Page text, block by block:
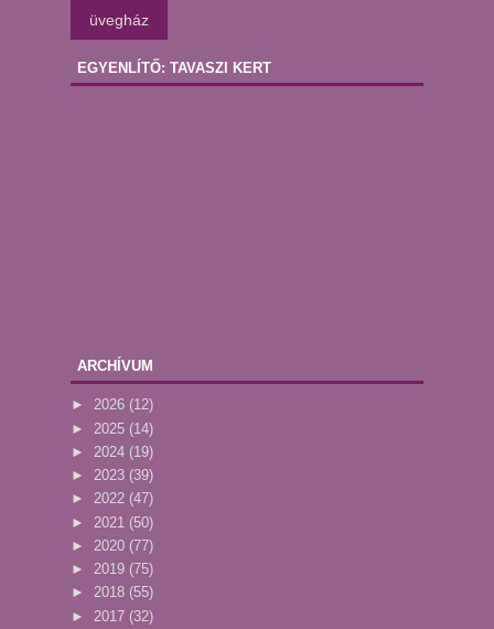
üvegház
EGYENLÍTŐ: TAVASZI KERT
ARCHÍVUM
► 2026 (12)
► 2025 (14)
► 2024 (19)
► 2023 (39)
► 2022 (47)
► 2021 (50)
► 2020 (77)
► 2019 (75)
► 2018 (55)
► 2017 (32)